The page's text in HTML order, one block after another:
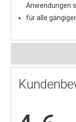
Anwendungen
für alle